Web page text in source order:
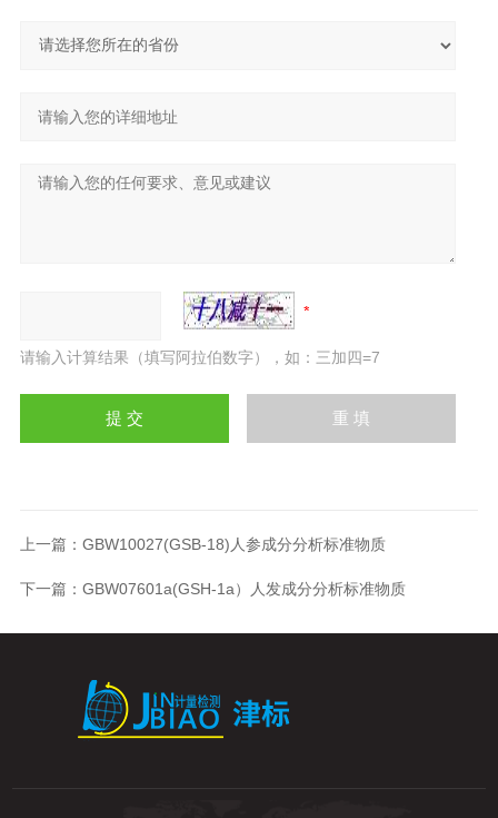
请输入计算结果（填写阿拉伯数字），如：三加四=7
上一篇： GBW10027(GSB-18)人参成分分析标准物质
下一篇： GBW07601a(GSH-1a）人发成分分析标准物质